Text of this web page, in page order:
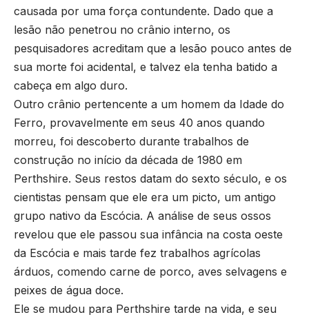
causada por uma força contundente. Dado que a
lesão não penetrou no crânio interno, os
pesquisadores acreditam que a lesão pouco antes de
sua morte foi acidental, e talvez ela tenha batido a
cabeça em algo duro.
Outro crânio pertencente a um homem da Idade do
Ferro, provavelmente em seus 40 anos quando
morreu, foi descoberto durante trabalhos de
construção no início da década de 1980 em
Perthshire. Seus restos datam do sexto século, e os
cientistas pensam que ele era um picto, um antigo
grupo nativo da Escócia. A análise de seus ossos
revelou que ele passou sua infância na costa oeste
da Escócia e mais tarde fez trabalhos agrícolas
árduos, comendo carne de porco, aves selvagens e
peixes de água doce.
Ele se mudou para Perthshire tarde na vida, e seu